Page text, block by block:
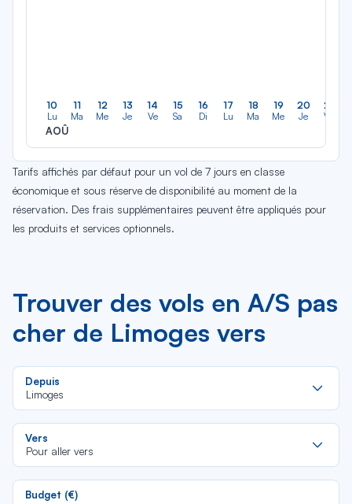
10
Lu
AOÛ
11
Ma
12
Me
13
Je
14
Ve
15
Sa
16
Di
17
Lu
18
Ma
19
Me
20
Je
21
Ve
Tarifs affichés par défaut pour un vol de 7 jours en classe
économique et sous réserve de disponibilité au moment de la
réservation. Des frais supplémentaires peuvent être appliqués pour
les produits et services optionnels.
Trouver des vols en A/S pas
cher de Limoges vers
Depuis
Limoges
Vers
Pour aller vers
Budget (€)